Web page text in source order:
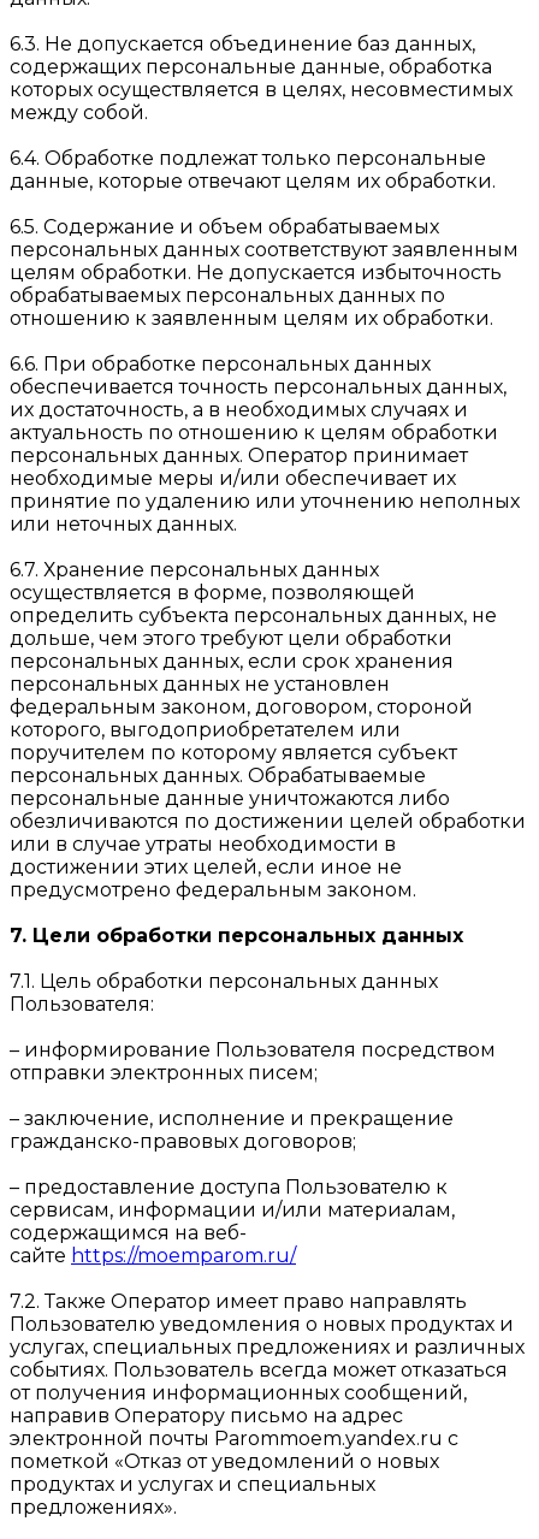
6.3. Не допускается объединение баз данных,
содержащих персональные данные, обработка
которых осуществляется в целях, несовместимых
между собой.
6.4. Обработке подлежат только персональные
данные, которые отвечают целям их обработки.
6.5. Содержание и объем обрабатываемых
персональных данных соответствуют заявленным
целям обработки. Не допускается избыточность
обрабатываемых персональных данных по
отношению к заявленным целям их обработки.
6.6. При обработке персональных данных
обеспечивается точность персональных данных,
их достаточность, а в необходимых случаях и
актуальность по отношению к целям обработки
персональных данных. Оператор принимает
необходимые меры и/или обеспечивает их
принятие по удалению или уточнению неполных
или неточных данных.
6.7. Хранение персональных данных
осуществляется в форме, позволяющей
определить субъекта персональных данных, не
дольше, чем этого требуют цели обработки
персональных данных, если срок хранения
персональных данных не установлен
федеральным законом, договором, стороной
которого, выгодоприобретателем или
поручителем по которому является субъект
персональных данных. Обрабатываемые
персональные данные уничтожаются либо
обезличиваются по достижении целей обработки
или в случае утраты необходимости в
достижении этих целей, если иное не
предусмотрено федеральным законом.
7. Цели обработки персональных данных
7.1. Цель обработки персональных данных
Пользователя:
– информирование Пользователя посредством
отправки электронных писем;
– заключение, исполнение и прекращение
гражданско-правовых договоров;
– предоставление доступа Пользователю к
сервисам, информации и/или материалам,
содержащимся на веб-
сайте https://moemparom.ru/
7.2. Также Оператор имеет право направлять
Пользователю уведомления о новых продуктах и
услугах, специальных предложениях и различных
событиях. Пользователь всегда может отказаться
от получения информационных сообщений,
направив Оператору письмо на адрес
электронной почты Parommoem.yandex.ru с
пометкой «Отказ от уведомлений о новых
продуктах и услугах и специальных
предложениях».